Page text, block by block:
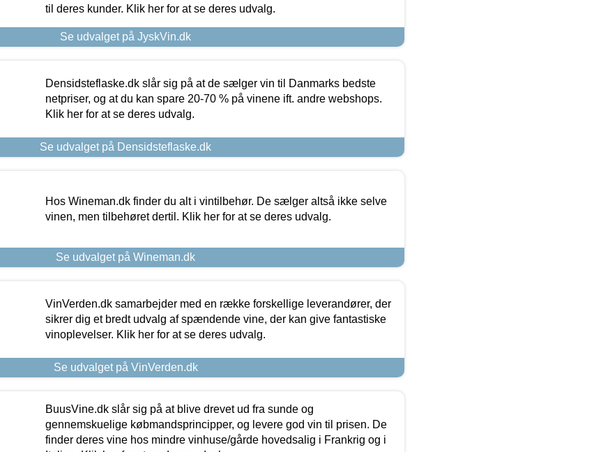
til deres kunder. Klik her for at se deres udvalg.
Se udvalget på JyskVin.dk
Densidsteflaske.dk slår sig på at de sælger vin til Danmarks bedste
netpriser, og at du kan spare 20-70 % på vinene ift. andre webshops.
Klik her for at se deres udvalg.
Se udvalget på Densidsteflaske.dk
Hos Wineman.dk finder du alt i vintilbehør. De sælger altså ikke selve
vinen, men tilbehøret dertil. Klik her for at se deres udvalg.
Se udvalget på Wineman.dk
VinVerden.dk samarbejder med en række forskellige leverandører, der
sikrer dig et bredt udvalg af spændende vine, der kan give fantastiske
vinoplevelser. Klik her for at se deres udvalg.
Se udvalget på VinVerden.dk
BuusVine.dk slår sig på at blive drevet ud fra sunde og
gennemskuelige købmandsprincipper, og levere god vin til prisen. De
finder deres vine hos mindre vinhuse/gårde hovedsalig i Frankrig og i